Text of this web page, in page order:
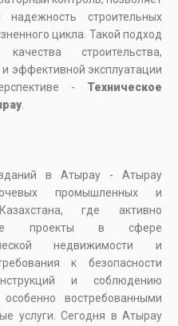
надежность строительных
цикла. Такой подход
строительства,
эффективной эксплуатации
- Техническое
.
зданий в Атырау - Атырау
промышленных и
где активно
проекты в сфере
недвижимости и
к безопасности
и соблюдению
востребованными
услуги. Сегодня в Атырау